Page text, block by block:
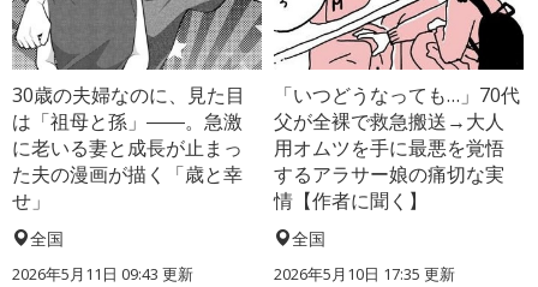
30歳の夫婦なのに、見た目
は「祖母と孫」――。急激
に老いる妻と成長が止まっ
た夫の漫画が描く「歳と幸
せ」
全国
2026年5月11日 09:43 更新
「いつどうなっても…」70代
父が全裸で救急搬送→大人
用オムツを手に最悪を覚悟
するアラサー娘の痛切な実
情【作者に聞く】
全国
2026年5月10日 17:35 更新